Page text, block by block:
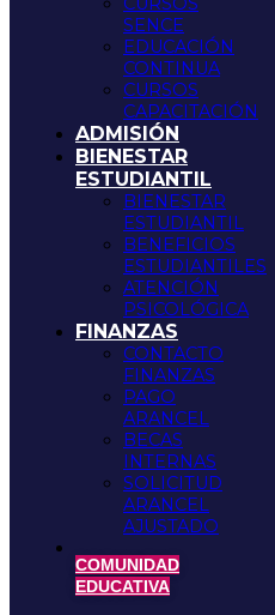
SENCE
EDUCACIÓN
CONTINUA
CURSOS
CAPACITACIÓN
ADMISIÓN
BIENESTAR
ESTUDIANTIL
BIENESTAR
ESTUDIANTIL
BENEFICIOS
ESTUDIANTILES
ATENCIÓN
PSICOLÓGICA
FINANZAS
CONTACTO
FINANZAS
PAGO
ARANCEL
BECAS
INTERNAS
SOLICITUD
ARANCEL
AJUSTADO
COMUNIDAD
EDUCATIVA